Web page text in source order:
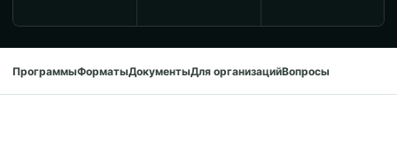
ПрограммыФорматыДокументыДля организацийВопросы